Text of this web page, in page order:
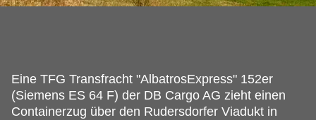
Eine TFG Transfracht "AlbatrosExpress" 152er
(Siemens ES 64 F) der DB Cargo AG zieht einen
Containerzug über den Rudersdorfer Viadukt in